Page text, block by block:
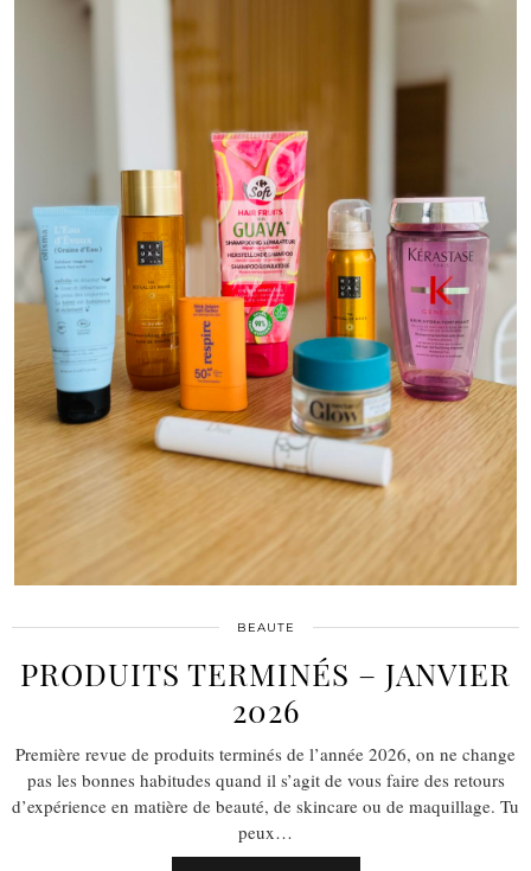
BEAUTE
PRODUITS TERMINÉS – JANVIER
2026
Première revue de produits terminés de l’année 2026, on ne change
pas les bonnes habitudes quand il s’agit de vous faire des retours
d’expérience en matière de beauté, de skincare ou de maquillage. Tu
peux…